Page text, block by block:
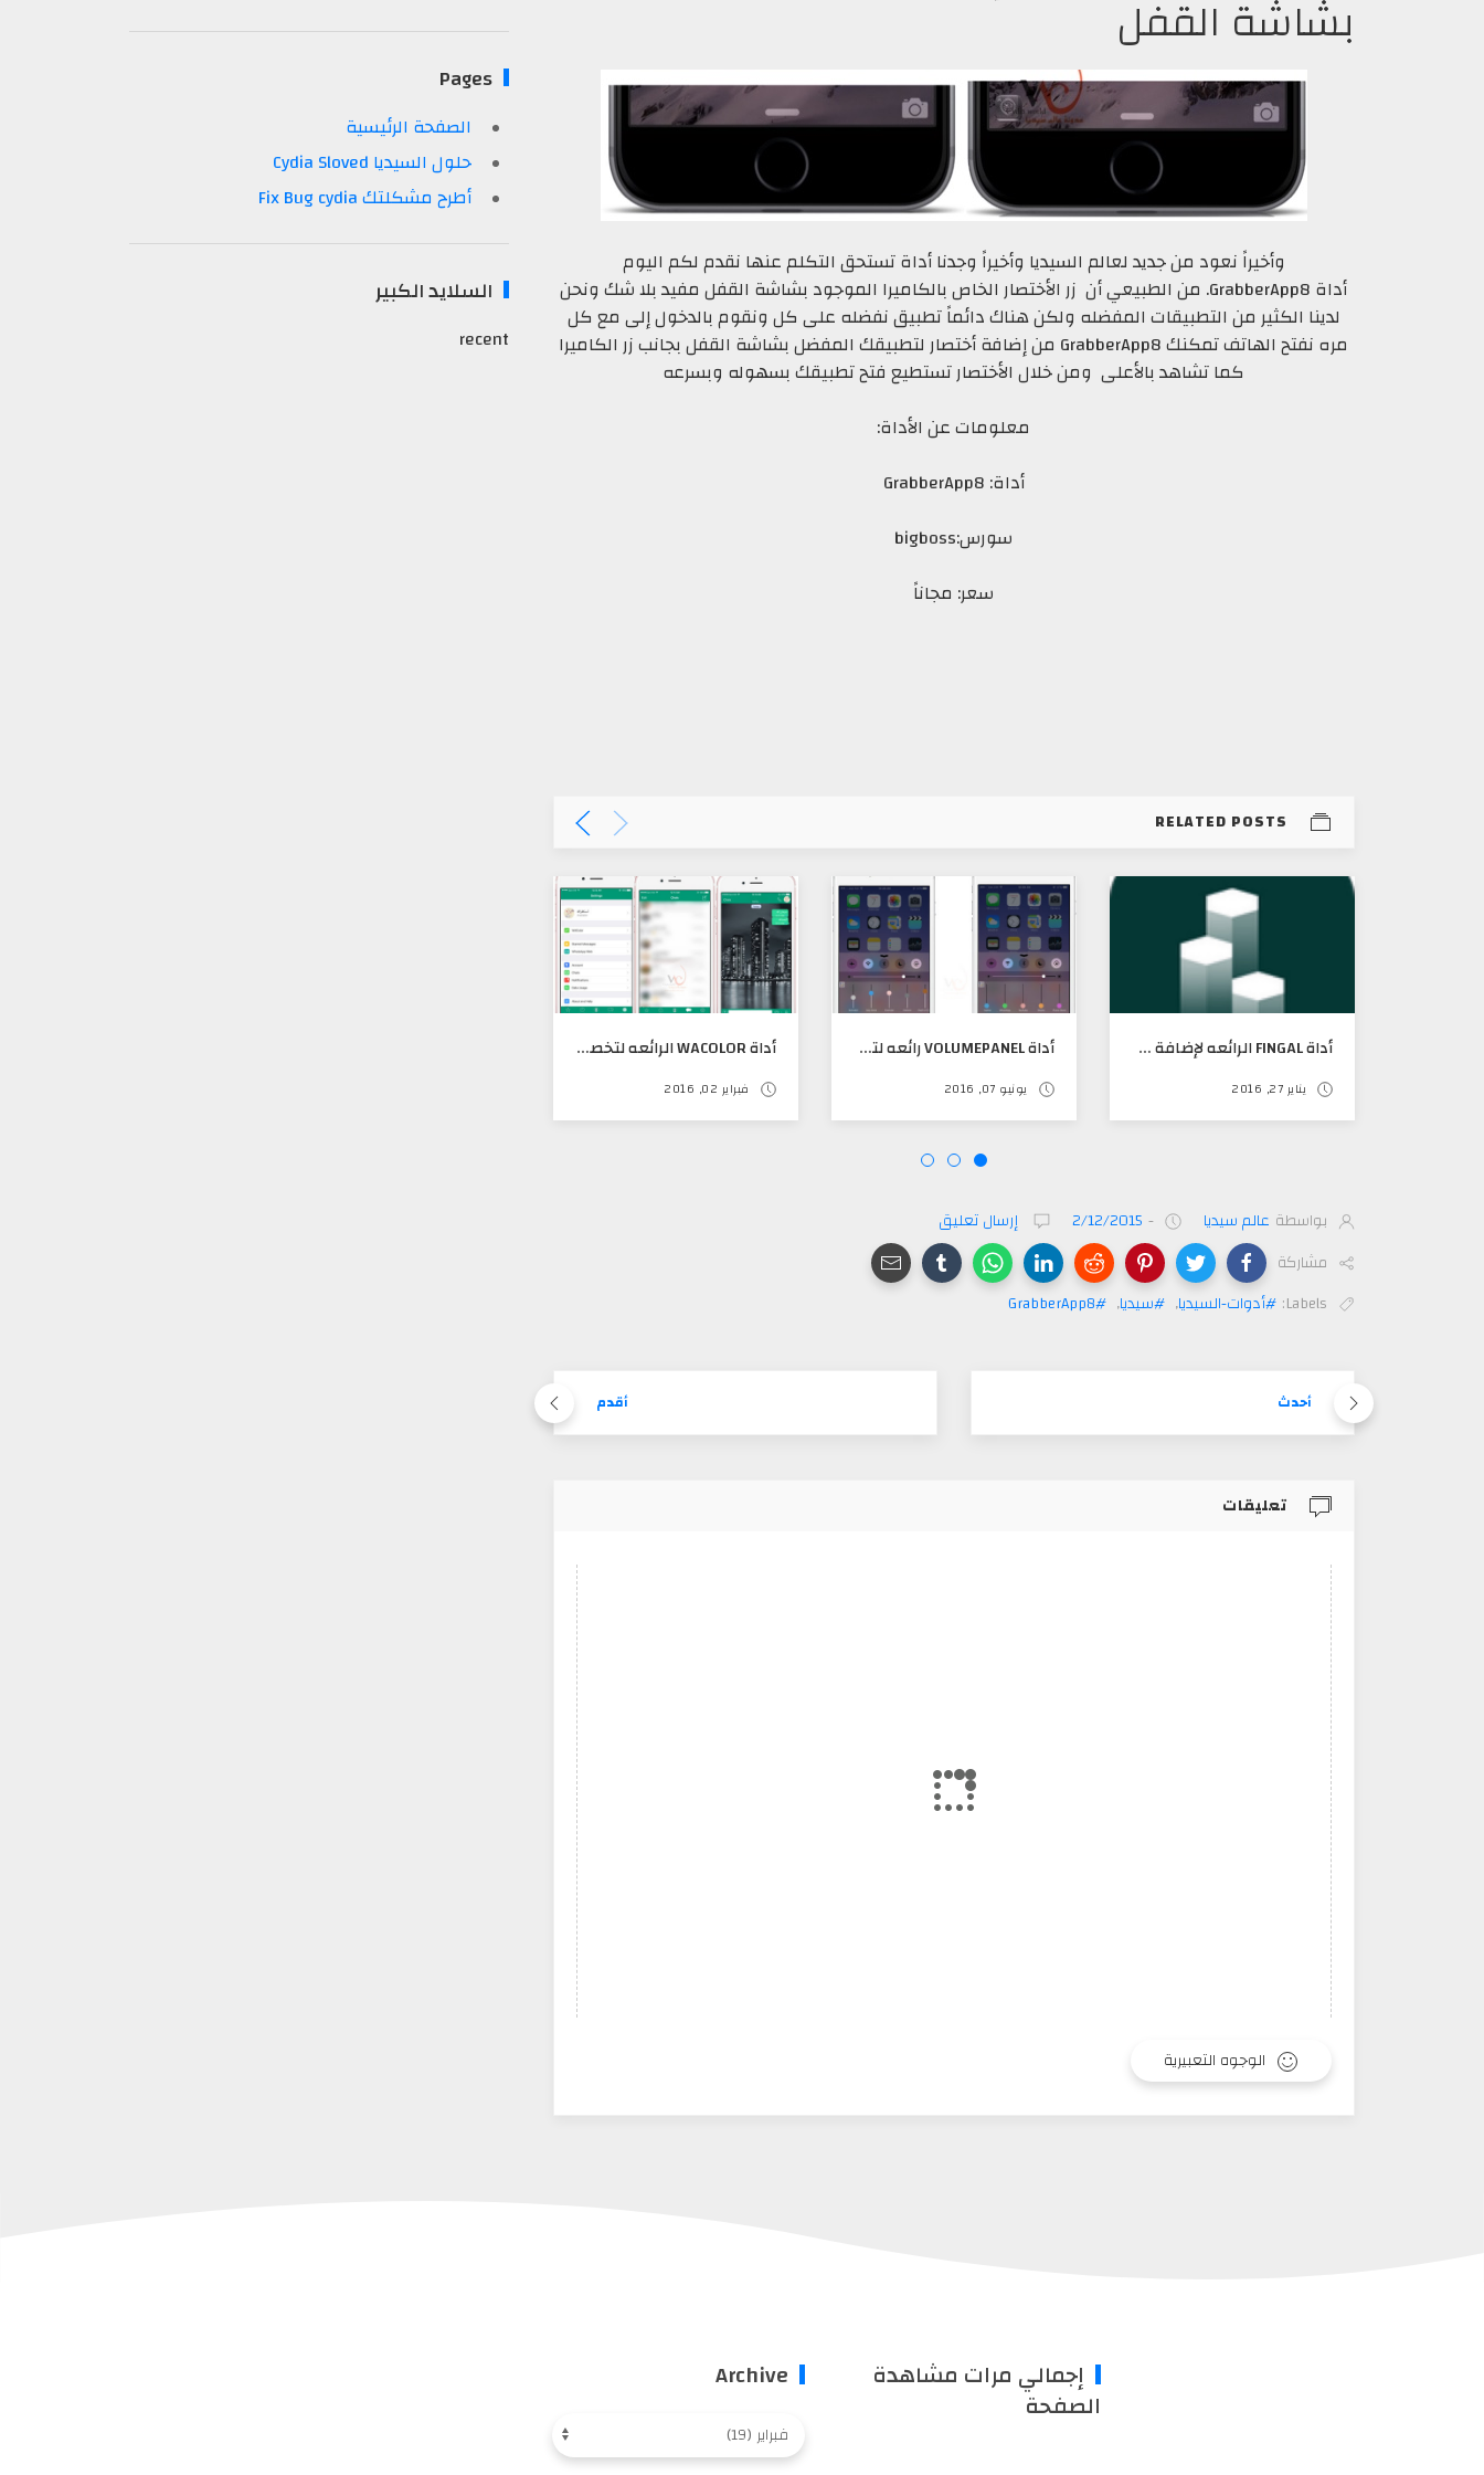
بشاشة القفل
وأخيراً نعود من جديد لعالم السيديا وأخيراً وجدنا أداة تستحق التكلم عنها نقدم لكم اليوم
أداة GrabberApp8. من الطبيعي أن زر الأختصار الخاص بالكاميرا الموجود بشاشة القفل مفيد بلا شك ونحن
لدينا الكثير من التطبيقات المفضله ولكن هناك دائماً تطبيق نفضله على كل ونقوم بالدخول إلى مع كل
مره نفتح الهاتف تمكنك GrabberApp8 من إضافة أختصار لتطبيقك المفضل بشاشة القفل بجانب زر الكاميرا
كما تشاهد بالأعلى ومن خلال الأختصار تستطيع فتح تطبيقك بسهوله وبسرعه
معلومات عن الأداة:
أداة: GrabberApp8
سورس:bigboss
سعر: مجاناً
RELATED POSTS
أداة FINGAL الرائعه لإضافة مؤثرات رائعه على الأيقونات
يناير 27, 2016
أداة VOLUMEPANEL رائعه لتحكم في الصوت بشكل رائع في مركز التحكم
يونيو 07, 2016
أداة WACOLOR الرائعه لتخصيص ألوان الواتس آب كما تريد
فبراير 02, 2016
بواسطة عالم سيديا -
2/12/2015
إرسال تعليق
مشاركة
Labels: #أدوات-السيديا, #سيديا,
#GrabberApp8
أحدث أقدم
تعليقات
الوجوه التعبيرية
Pages
الصفحة الرئيسية
حلول السيديا Cydia Sloved
أطرح مشكلتك Fix Bug cydia
السلايد الكبير
recent
إجمالي مرات مشاهدة
الصفحة
Archive